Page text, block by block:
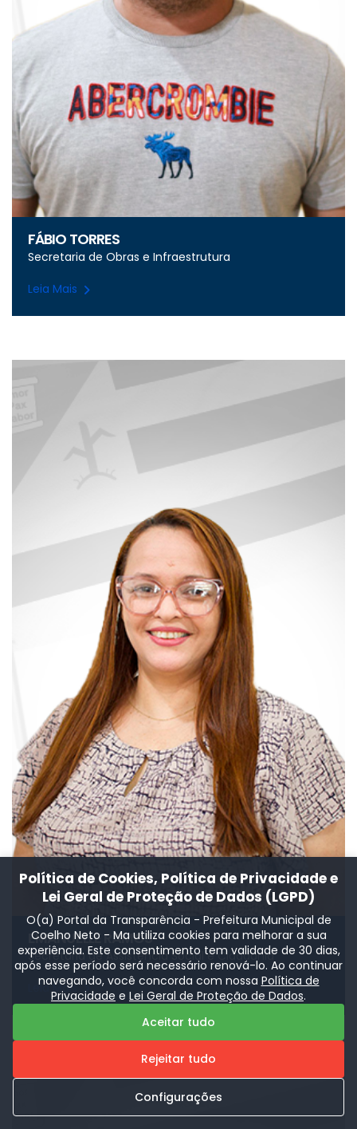
FÁBIO TORRES
Secretaria de Obras e Infraestrutura
Leia Mais
EMANUELLE RAMOS
Secretaria de Assistência Social e Cidadania
Leia Mais
Política de Cookies, Política de Privacidade e
Lei Geral de Proteção de Dados (LGPD)
O(a) Portal da Transparência - Prefeitura Municipal de
Coelho Neto - Ma utiliza cookies para melhorar a sua
experiência. Este consentimento tem validade de 30 dias,
após esse período será necessário renová-lo. Ao continuar
navegando, você concorda com nossa Política de
Privacidade e Lei Geral de Proteção de Dados.
Aceitar tudo
Rejeitar tudo
Configurações